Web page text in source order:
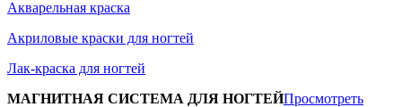
Акварельная краска
Акриловые краски для ногтей
Лак-краска для ногтей
МАГНИТНАЯ СИСТЕМА ДЛЯ НОГТЕЙПросмотреть